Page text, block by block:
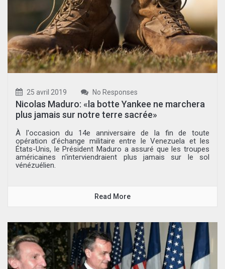
25 avril 2019 No Responses
Nicolas Maduro: «la botte Yankee ne marchera
plus jamais sur notre terre sacrée»
À l'occasion du 14e anniversaire de la fin de toute
opération d'échange militaire entre le Venezuela et les
États-Unis, le Président Maduro a assuré que les troupes
américaines n'interviendraient plus jamais sur le sol
vénézuélien.
Read More